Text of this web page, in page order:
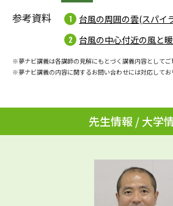
Ｑ＆Ａ よくあるご質問 大学進学
資料の料金の
お支払いについて
受付内
お支払いサイト
特定商取引表記
参考資料
台風の周囲の雲(スパイ
台風の中心付近の風と
※夢ナビ講義は各講師の見解にもとづく講義内容としてご
※夢ナビ講義の内容に関するお問い合わせには対応してお
先生情報 / 大学